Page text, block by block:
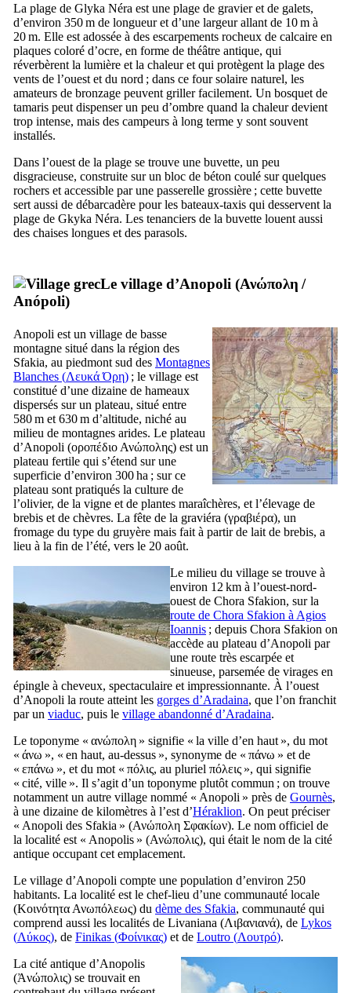
La plage de Glyka Néra est une plage de gravier et de galets,
d’environ 350 m de longueur et d’une largeur allant de 10 m à
20 m. Elle est adossée à des escarpements rocheux de calcaire en
plaques coloré d’ocre, en forme de théâtre antique, qui
réverbèrent la lumière et la chaleur et qui protègent la plage des
vents de l’ouest et du nord ; dans ce four solaire naturel, les
amateurs de bronzage peuvent griller facilement. Un bosquet de
tamaris peut dispenser un peu d’ombre quand la chaleur devient
trop intense, mais des campeurs à long terme y sont souvent
installés.
Dans l’ouest de la plage se trouve une buvette, un peu
disgracieuse, construite sur un bloc de béton coulé sur quelques
rochers et accessible par une passerelle grossière ; cette buvette
sert aussi de débarcadère pour les bateaux-taxis qui desservent la
plage de Gkyka Néra. Les tenanciers de la buvette louent aussi
des chaises longues et des parasols.
Le village d’Anopoli (Ανώπολη /
Anópoli)
Anopoli est un village de basse
montagne situé dans la région des
Sfakia, au piedmont sud des Montagnes
Blanches (Λευκά Όρη) ; le village est
constitué d’une dizaine de hameaux
dispersés sur un plateau, situé entre
580 m et 630 m d’altitude, niché au
milieu de montagnes arides. Le plateau
d’Anopoli (οροπέδιο Ανώπολης) est un
plateau fertile qui s’étend sur une
superficie d’environ 300 ha ; sur ce
plateau sont pratiqués la culture de
l’olivier, de la vigne et de plantes maraîchères, et l’élevage de
brebis et de chèvres. La fête de la graviéra (γραβιέρα), un
fromage du type du gruyère mais fait à partir de lait de brebis, a
lieu à la fin de l’été, vers le 20 août.
Le milieu du village se trouve à
environ 12 km à l’ouest-nord-
ouest de Chora Sfakion, sur la
route de Chora Sfakion à Agios
Ioannis ; depuis Chora Sfakion on
accède au plateau d’Anopoli par
une route très escarpée et
sinueuse, parsemée de virages en
épingle à cheveux, spectaculaire et impressionnante. À l’ouest
d’Anopoli la route atteint les gorges d’Aradaina, que l’on franchit
par un viaduc, puis le village abandonné d’Aradaina.
Le toponyme « ανώπολη » signifie « la ville d’en haut », du mot
« άνω », « en haut, au-dessus », synonyme de « πάνω » et de
« επάνω », et du mot « πόλις, au pluriel πόλεις », qui signifie
« cité, ville ». Il s’agit d’un toponyme plutôt commun ; on trouve
notamment un autre village nommé « Anopoli » près de Gournès,
à une dizaine de kilomètres à l’est d’Héraklion. On peut préciser
« Anopoli des Sfakia » (Ανώπολη Σφακίων). Le nom officiel de
la localité est « Anopolis » (Ανώπολις), qui était le nom de la cité
antique occupant cet emplacement.
Le village d’Anopoli compte une population d’environ 250
habitants. La localité est le chef-lieu d’une communauté locale
(Κοινότητα Ανωπόλεως) du dème des Sfakia, communauté qui
comprend aussi les localités de Livaniana (Λιβανιανά), de Lykos
(Λύκος), de Finikas (Φοίνικας) et de Loutro (Λουτρό).
La cité antique d’Anopolis
(Ἀνώπολις) se trouvait en